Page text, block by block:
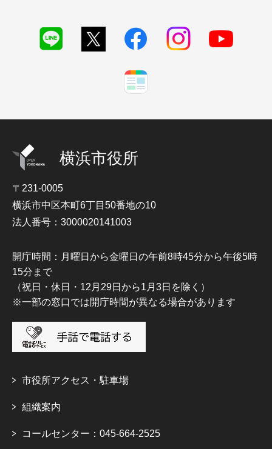
横浜市役所
〒231-0005
横浜市中区本町6丁目50番地の10
法人番号：3000020141003
開庁時間：月曜日から金曜日の午前8時45分から午後5時
15分まで
（祝日・休日・12月29日から1月3日を除く）
※一部の窓口では開庁時間が異なる場合があります
市役所アクセス・駐車場
組織案内
コールセンター：045-664-2525